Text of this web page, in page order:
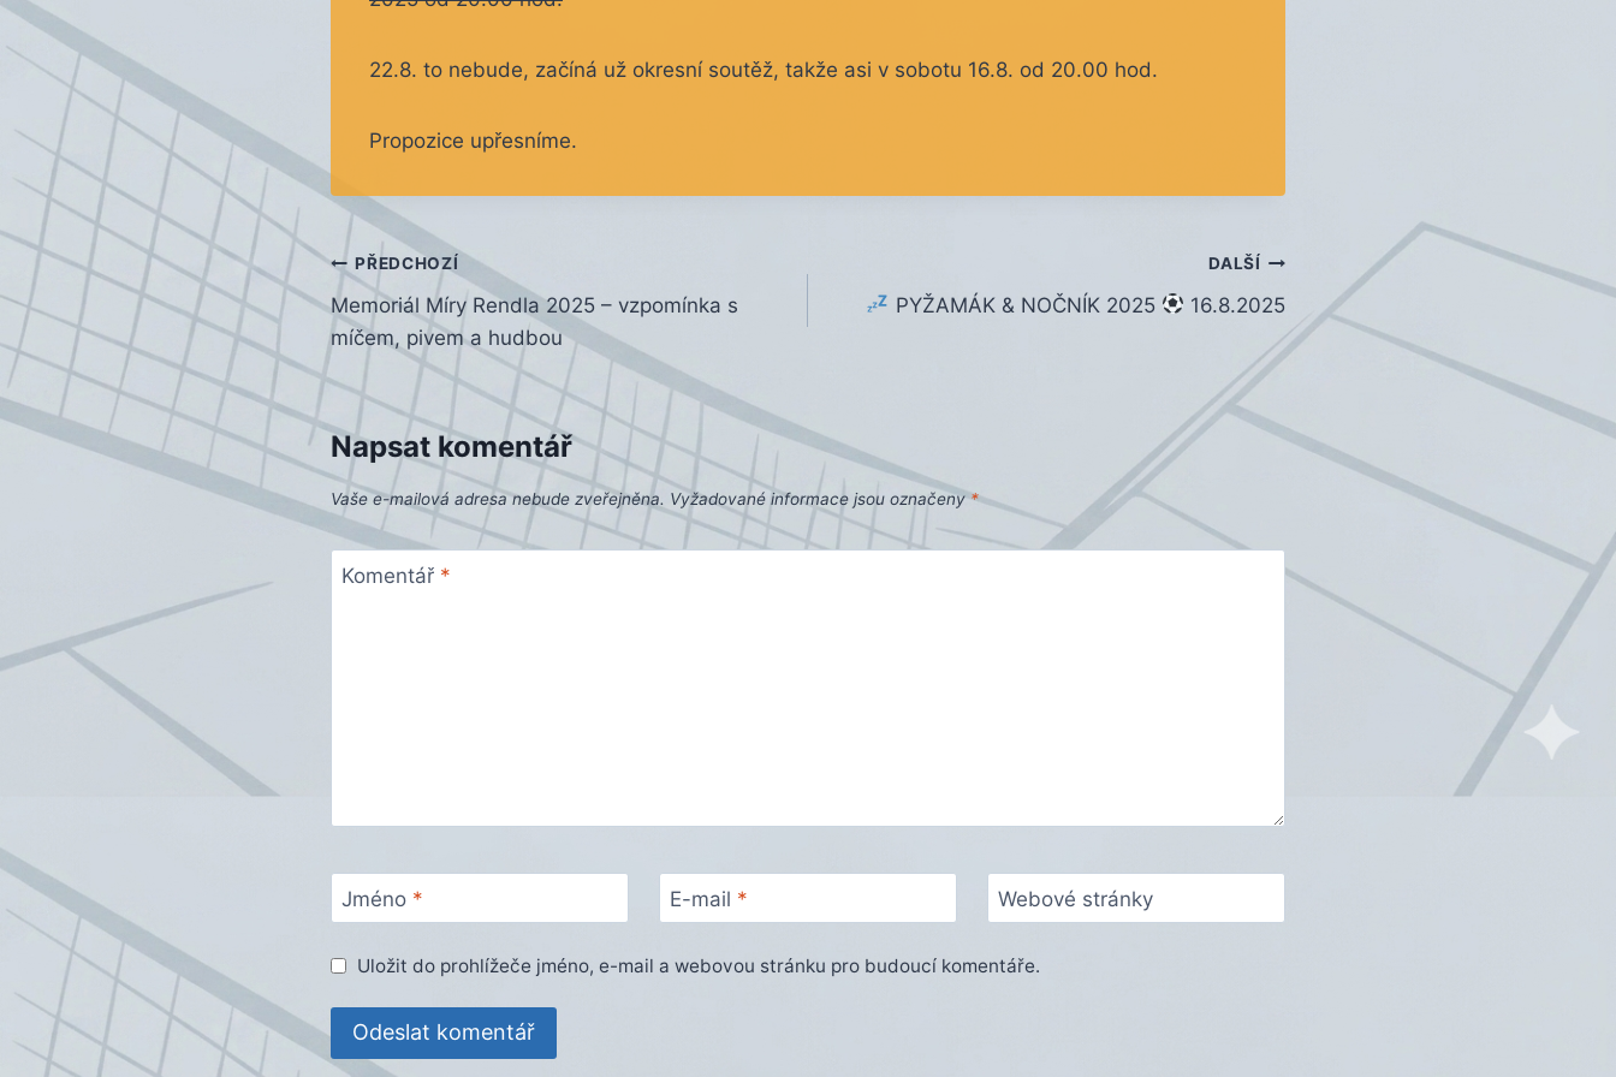
22.8. to nebude, začíná už okresní soutěž, takže asi v sobotu 16.8. od 20.00 hod.
Propozice upřesníme.
Navigace
pro
příspěvek
PŘEDCHOZÍ
Memoriál Míry Rendla 2025 – vzpomínka s
míčem, pivem a hudbou
DALŠÍ
PYŽAMÁK & NOČNÍK 2025 16.8.2025
Napsat komentář
Vaše e-mailová adresa nebude zveřejněna. Vyžadované informace jsou označeny*
Komentář *
Jméno * E-mail * Webové stránky
Uložit do prohlížeče jméno, e-mail a webovou stránku pro budoucí komentáře.